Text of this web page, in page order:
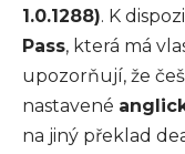
1.0.1288). K
Pass, která má
upozorňují, že
nastavené
na jiný překlad